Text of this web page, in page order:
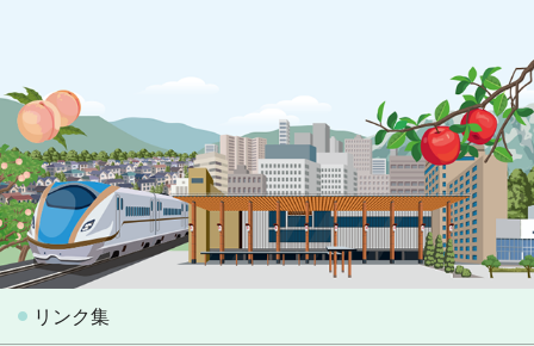
リンク集